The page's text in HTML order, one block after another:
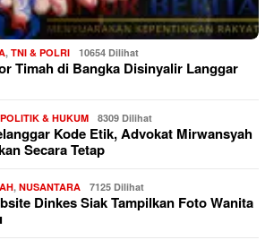
, TNI & POLRI 10654 Dilihat
Timah di Bangka Disinyalir Langgar
POLITIK & HUKUM 8309 Dilihat
Kode Etik, Advokat Mirwansyah
Secara Tetap
, NUSANTARA 7125 Dilihat
Dinkes Siak Tampilkan Foto Wanita